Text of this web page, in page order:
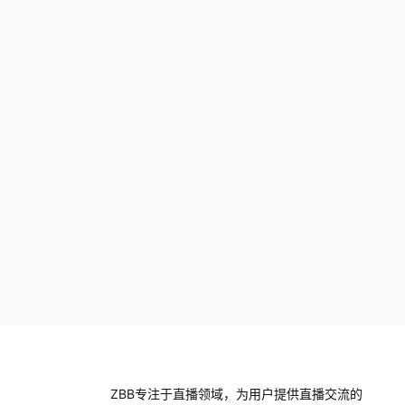
ZBB专注于直播领域，为用户提供直播交流的